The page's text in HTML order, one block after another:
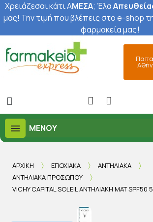
Χρειάζεσαι κάτι ΑΜΕΣΑ; Έλα
μας! Την τιμή που βλέπεις στο e-shop
φαρμακεία μας!
ΜΕΝΟΎ
ΑΡΧΙΚΉ ΕΠΟΧΙΑΚΆ
ΑΝΤΗΛΙΑΚΆ
ΑΝΤΗΛΙΑΚΆ ΠΡΟΣΏΠΟΥ
VICHY CAPITAL SOLEIL ΑΝΤΗΛΙΑΚΉ ΜΑΤ SPF50